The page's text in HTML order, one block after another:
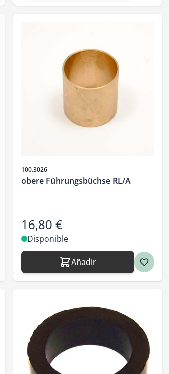
SKU
100.3026
obere Führungsbüchse RL/A
16,80 €
Disponible
Añadir